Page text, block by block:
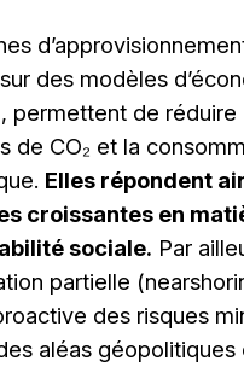
des modèles
permettent de réduire
de CO₂ et la
Elles répondent
croissantes en
sociale. Par
partielle
des risques
aléas géopolitiques